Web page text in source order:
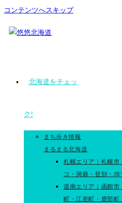
コンテンツへスキップ
北海道をチェッ
ク!
まち歩き情報
まるまる北海道
札幌エリア｜札幌市
コ・洞爺・登別・JR
道南エリア｜函館市
町・江差町・鹿部町